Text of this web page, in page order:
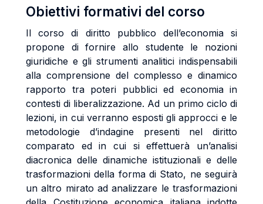
Obiettivi formativi del corso
Il corso di diritto pubblico dell’economia si
propone di fornire allo studente le nozioni
giuridiche e gli strumenti analitici indispensabili
alla comprensione del complesso e dinamico
rapporto tra poteri pubblici ed economia in
contesti di liberalizzazione. Ad un primo ciclo di
lezioni, in cui verranno esposti gli approcci e le
metodologie d’indagine presenti nel diritto
comparato ed in cui si effettuerà un’analisi
diacronica delle dinamiche istituzionali e delle
trasformazioni della forma di Stato, ne seguirà
un altro mirato ad analizzare le trasformazioni